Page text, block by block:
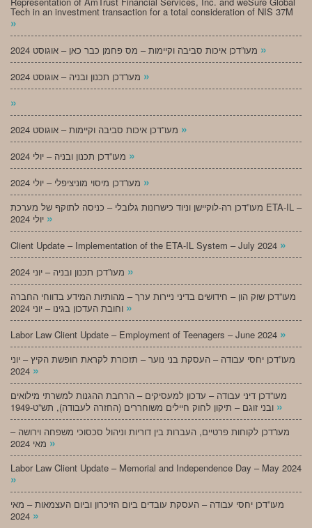
Tech in an investment transaction for a total consideration of NIS 37M
»
»
»
»
»
»
»
מעו”דכן רה-לוקיישן וניוד כישרונות גלובלי – כניסה לתוקף של מערכת ETA-IL –
»
Client Update – Implementation of the ETA-IL System – July 2024 »
»
מעו”דכן שוק הון – חידושים בדיני ניירות ערך – מהותיות המידע בדווחי החברה
»
Labor Law Client Update – Employment of Teenagers – June 2024 »
מעו”דכן יחסי עבודה – העסקת בני נוער – תזכורת לקראת חופשת הקיץ – יוני
»
מעו”דכן דיני עבודה – עדכון למעסיקים – הרחבת ההגנות למשרתי מילואים
»
מעו”דכן לקוחות פרטיים, העברות בין דוריות וניהול סכסוכי משפחה וירושה –
»
Labor Law Client Update – Memorial and Independence Day – May 2024
»
מעו”דכן יחסי עבודה – העסקת עובדים ביום הזיכרון וביום העצמאות – מאי
»